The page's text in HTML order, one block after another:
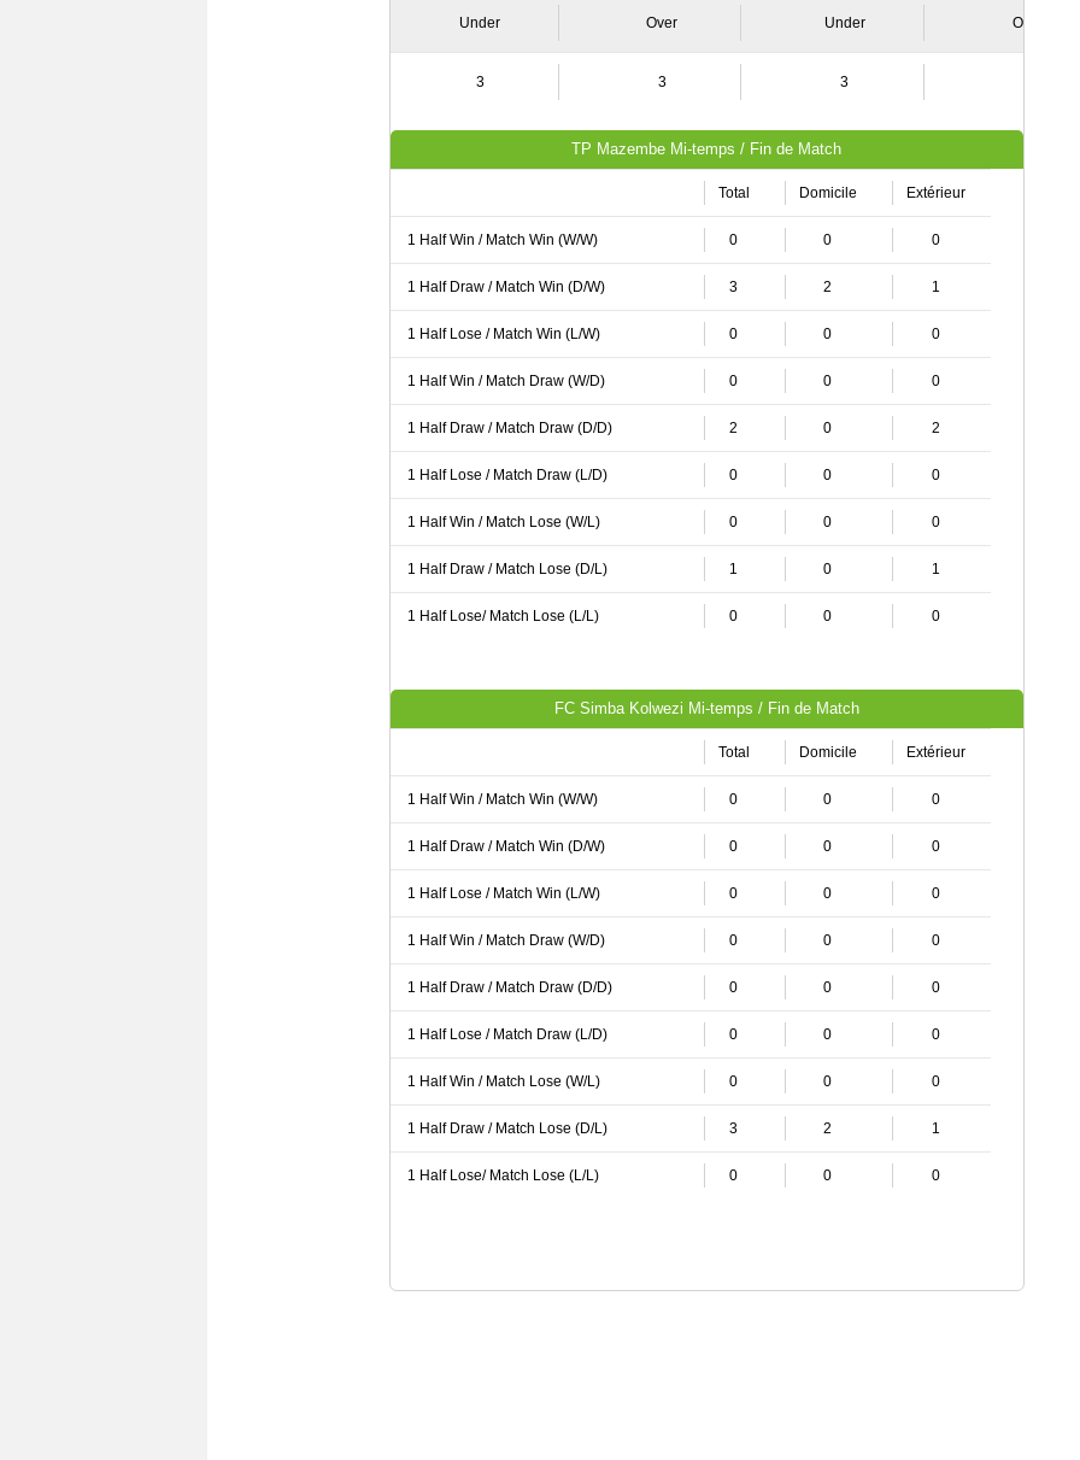
Under Over Under Over
3 3 3
TP Mazembe Mi-temps / Fin de Match
Total Domicile Extérieur
1 Half Win / Match Win (W/W) 0 0 0
1 Half Draw / Match Win (D/W) 3 2 1
1 Half Lose / Match Win (L/W) 0 0 0
1 Half Win / Match Draw (W/D) 0 0 0
1 Half Draw / Match Draw (D/D) 2 0 2
1 Half Lose / Match Draw (L/D) 0 0 0
1 Half Win / Match Lose (W/L) 0 0 0
1 Half Draw / Match Lose (D/L) 1 0 1
1 Half Lose/ Match Lose (L/L) 0 0 0
FC Simba Kolwezi Mi-temps / Fin de Match
Total Domicile Extérieur
1 Half Win / Match Win (W/W) 0 0 0
1 Half Draw / Match Win (D/W) 0 0 0
1 Half Lose / Match Win (L/W) 0 0 0
1 Half Win / Match Draw (W/D) 0 0 0
1 Half Draw / Match Draw (D/D) 0 0 0
1 Half Lose / Match Draw (L/D) 0 0 0
1 Half Win / Match Lose (W/L) 0 0 0
1 Half Draw / Match Lose (D/L) 3 2 1
1 Half Lose/ Match Lose (L/L) 0 0 0